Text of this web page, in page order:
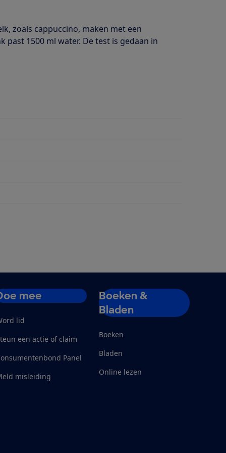
zoals cappuccino, maken met een
1500 ml water. De test is gedaan in
mee
lid
een actie of claim
Panel
misleiding
Boeken &
Bladen
Boeken
Bladen
Online lezen